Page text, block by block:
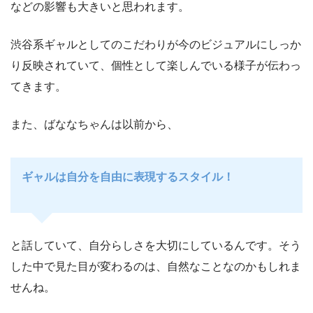
などの影響も大きいと思われます。
渋谷系ギャルとしてのこだわりが今のビジュアルにしっか
り反映されていて、個性として楽しんでいる様子が伝わっ
てきます。
また、ばななちゃんは以前から、
ギャルは自分を自由に表現するスタイル！
と話していて、自分らしさを大切にしているんです。そう
した中で見た目が変わるのは、自然なことなのかもしれま
せんね。